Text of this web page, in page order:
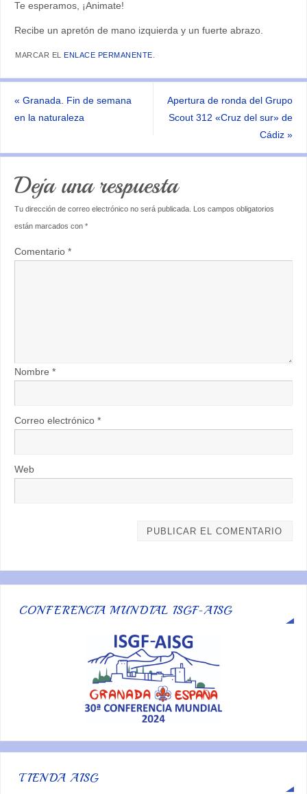
Te esperamos, ¡Animate!
Recibe un apretón de mano izquierda y un fuerte abrazo.
MARCAR ELENLACE PERMANENTE
« Granada. Fin de semana
en la naturaleza
Apertura de ronda del Grupo
Scout 312 «Cruz del sur» de
Cádiz »
Deja una respuesta
Tu dirección de correo electrónico no será publicada. Los campos obligatorios
están marcados con*
Comentario*
Nombre*
Correo electrónico*
Web
CONFERENCIA MUNDIAL ISGF-AISG
TIENDA AISG